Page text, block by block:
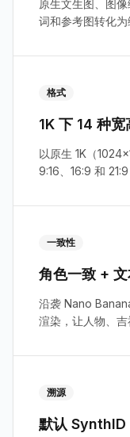
原生文生图、图
词和参考图转化为
格式
1K 下 14 种宽
以原生 1K（
9:16、16:9 和
一致性
角色一致 +
沿袭 Nano
渲染，让人物、吉
溯源
默认 SynthID